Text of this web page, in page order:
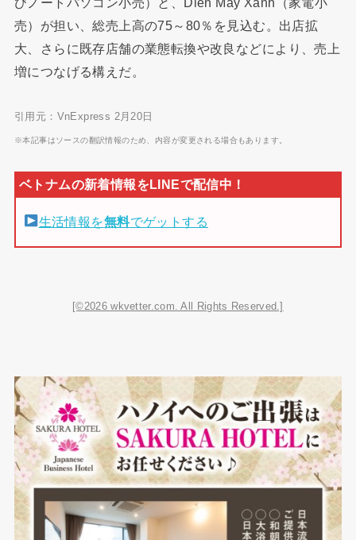
売）が担い、総売上高の75～80％を見込む。出店拡
大、さらに既存店舗の業態転換や改良などにより、売上
増につなげる構えだ。
引用元：VnExpress 2月20日
※本記事はソースの翻訳情報のため、内容が変更される場合もあります。
生活情報を無料でゲットする
[©2026 wkvetter.com. All Rights Reserved.]